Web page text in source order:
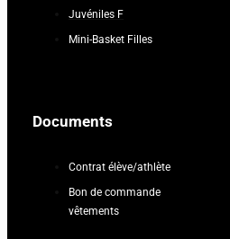
Juvéniles F
Mini-Basket Filles
Documents
Contrat élève/athlète
Bon de commande
vêtements